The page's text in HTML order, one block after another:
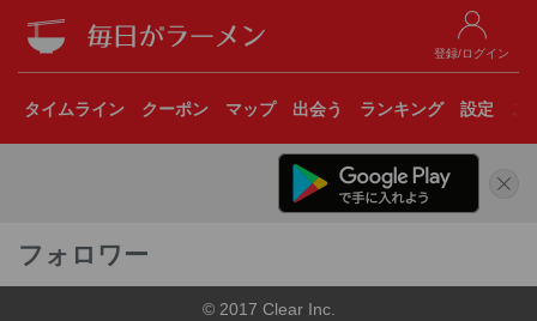
登録/ログイン
タイムライン クーポン マップ 出会う ランキング 設定
フォロワー
© 2017 Clear Inc.